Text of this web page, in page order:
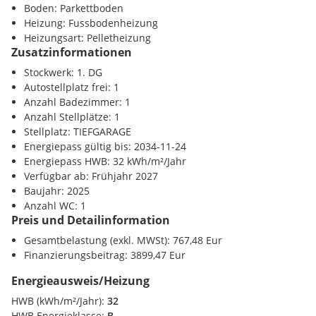
Gasthäuser, Konditorei, Ärzte fußläufig erreichbar sind.
Eine Bushaltestelle befindet sich ganz in der Nähe, ebenso ist
der neue Bahnhof Micheldorf, mit regelmäßigen
Zugverbindungen in den oberösterreichischen Zentralraum
sowie Richtung Graz, in rd. 10 Minuten zu Fuß erreichbar.
Für die Inanspruchnahme der Wohnbauförderung müssen
die gesetzl. Vorrausetzungen erfüllt sein.
Die Schlüsselübergabe ist für das Frühjahr 2027 geplant.
Bei der angegebenen Miete handelt es sich um Bruttokosten.
Diese beinhaltet die Miete, Betriebskosten, Miete
Tiefgaragenstellplatz sowie die BK-Tiefgaragenstellplatz inkl.
der anfallenden Steuer.
Provisionsfrei für den Mieter
Unsere Angaben beziehen sich auf die Auskünfte des
Eigentümers. Angebot freibleibend und vorbehaltlich Irrtum.
Bahnhof <1000m
Flughafen <1500m
Sonstige
Polizei <3000m
Post <3000m
Boden: Parkettboden
Heizung: Fussbodenheizung
Heizungsart: Pelletheizung
Zusatzinformationen
Stockwerk: 1. DG
Autostellplatz frei: 1
Anzahl Badezimmer: 1
Anzahl Stellplätze: 1
Stellplatz: TIEFGARAGE
Energiepass gültig bis: 2034-11-24
Energiepass HWB: 32 kWh/m²/Jahr
Verfügbar ab: Frühjahr 2027
Baujahr: 2025
Anzahl WC: 1
Preis und Detailinformation
Gesamtbelastung (exkl. MWSt): 767,48 Eur
Finanzierungsbeitrag: 3899,47 Eur
Energieausweis/Heizung
HWB (kWh/m²/Jahr): 32